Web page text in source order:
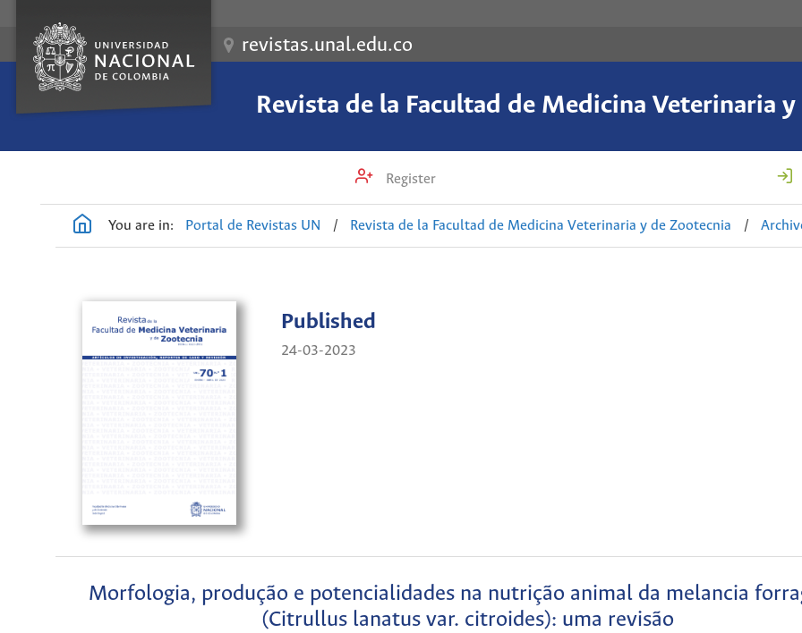
revistas.unal.edu.co
Revista de la Facultad de Medicina Veterinaria
Register
You are in: Portal de Revistas UN / Revista de la Facultad de Medicina Veterinaria y de Zootecnia /
Published
24-03-2023
Morfologia, produção e potencialidades na nutrição animal da melancia
(Citrullus lanatus var. citroides): uma revisão